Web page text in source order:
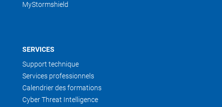
MyStormshield
SERVICES
Support technique
Services professionnels
Calendrier des formations
Cyber Threat Intelligence